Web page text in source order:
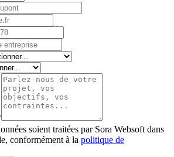
soient traitées par Sora Websoft dans
conformément à la politique de